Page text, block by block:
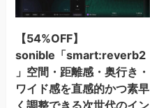
【54%OFF】
sonible「smart:reverb2
」空間・距離感・奥行き・
ワイド感を直感的かつ素早